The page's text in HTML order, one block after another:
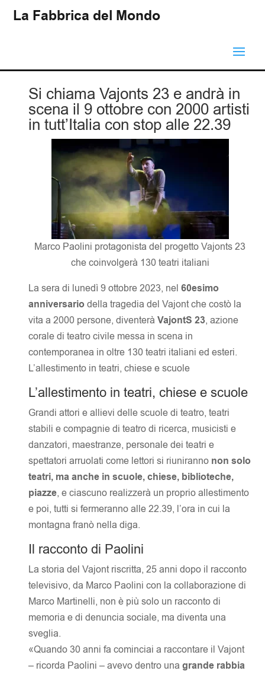
La Fabbrica del Mondo
Si chiama Vajonts 23 e andrà in
scena il 9 ottobre con 2000 artisti
in tutt’Italia con stop alle 22.39
Marco Paolini protagonista del progetto Vajonts 23
che coinvolgerà 130 teatri italiani
La sera di lunedì 9 ottobre 2023, nel 60esimo
anniversariodella tragedia del Vajont che costò la
vita a 2000 persone, diventerà VajontS 23, azione
corale di teatro civile messa in scena in
contemporanea in oltre 130 teatri italiani ed esteri.
L’allestimento in teatri, chiese e scuole
L’allestimento in teatri, chiese e scuole
Grandi attori e allievi delle scuole di teatro, teatri
stabili e compagnie di teatro di ricerca, musicisti e
danzatori, maestranze, personale dei teatri e
spettatori arruolati come lettori si riuniranno non solo
teatri, ma anche in scuole, chiese, biblioteche,
piazze, e ciascuno realizzerà un proprio allestimento
e poi, tutti si fermeranno alle 22.39, l’ora in cui la
montagna franò nella diga.
Il racconto di Paolini
La storia del Vajont riscritta, 25 anni dopo il racconto
televisivo, da Marco Paolini con la collaborazione di
Marco Martinelli, non è più solo un racconto di
memoria e di denuncia sociale, ma diventa una
sveglia.
«Quando 30 anni fa cominciai a raccontare il Vajont
– ricorda Paolini – avevo dentro una grande rabbia